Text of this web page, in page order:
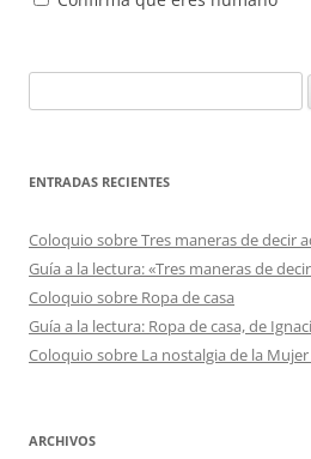
ENTRADAS RECIENTES
Coloquio sobre Tres maneras de decir
Guía a la lectura: «Tres maneras de
Coloquio sobre Ropa de casa
Guía a la lectura: Ropa de casa, de
Coloquio sobre La nostalgia de la
ARCHIVOS